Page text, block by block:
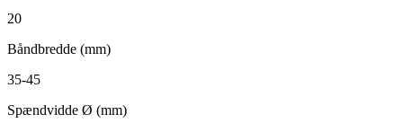
20
Båndbredde (mm)
35-45
Spændvidde Ø (mm)